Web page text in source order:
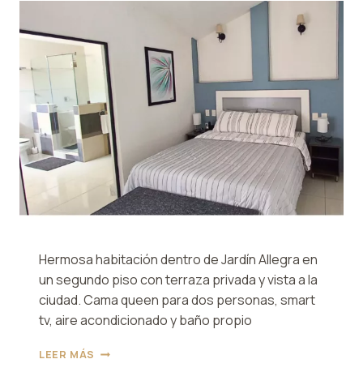
Hermosa habitación dentro de Jardín Allegra en
un segundo piso con terraza privada y vista a la
ciudad. Cama queen para dos personas, smart
tv, aire acondicionado y baño propio
LEER MÁS HABITACIÓN